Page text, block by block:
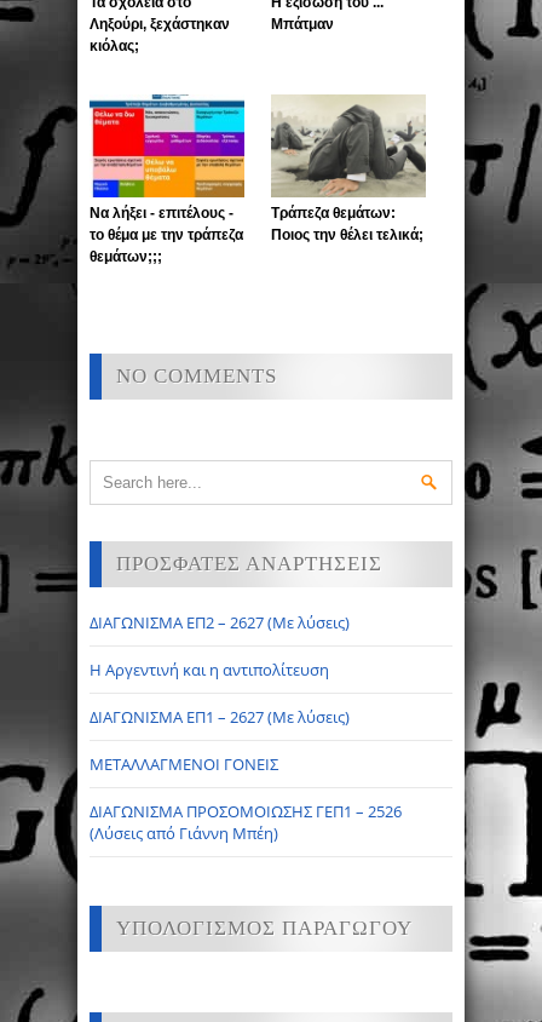
Ληξούρι, ξεχάστηκαν
κιόλας;
Μπάτμαν
Να λήξει - επιτέλους -
το θέμα με την τράπεζα
θεμάτων;;;
Τράπεζα θεμάτων:
Ποιος την θέλει τελικά;
NO COMMENTS
ΠΡΟΣΦΑΤΕΣ ΑΝΑΡΤΗΣΕΙΣ
ΔΙΑΓΩΝΙΣΜΑ ΕΠ2 – 2627 (Με λύσεις)
Η Αργεντινή και η αντιπολίτευση
ΔΙΑΓΩΝΙΣΜΑ ΕΠ1 – 2627 (Με λύσεις)
ΜΕΤΑΛΛΑΓΜΕΝΟΙ ΓΟΝΕΙΣ
ΔΙΑΓΩΝΙΣΜΑ ΠΡΟΣΟΜΟΙΩΣΗΣ ΓΕΠ1 – 2526
(Λύσεις από Γιάννη Μπέη)
ΥΠΟΛΟΓΙΣΜΟΣ ΠΑΡΑΓΩΓΟΥ